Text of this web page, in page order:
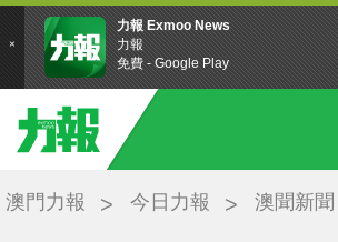
澳門力報 今日力報 澳聞新聞